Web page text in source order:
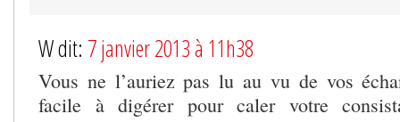
W dit: 7 janvier 2013 à 11h38
Vous ne l’auriez pas lu au vu de vos
facile à digérer pour caler votre